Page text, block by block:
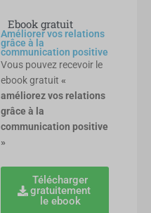
Ebook gratuit
Améliorer vos relations
grâce à la
communication positive
Vous pouvez recevoir le
ebook gratuit «
améliorez vos relations
grâce à la
communication positive
»
Télécharger
gratuitement
le ebook